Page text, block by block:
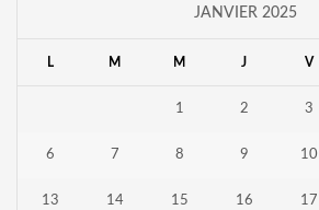
JANVIER 2025
L M M J V
1 2 3
6 7 8 9 10
13 14 15 16 17